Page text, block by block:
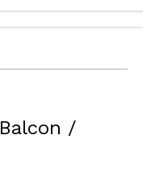
Balcon /